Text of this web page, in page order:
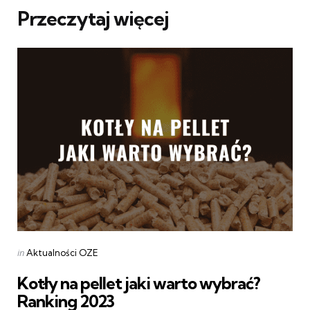
Przeczytaj więcej
Categories
Posted
inAktualności OZE
Kotły na pellet jaki warto wybrać?
Ranking 2023